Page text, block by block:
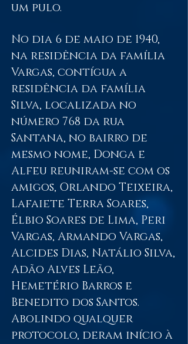
um pulo.
No dia 6 de maio de 1940,
na residência da família
Vargas, contígua a
residência da família
Silva, localizada no
número 768 da rua
Santana, no bairro de
mesmo nome, Donga e
Alfeu reuniram-se com os
amigos, Orlando Teixeira,
Lafaiete Terra Soares,
Élbio Soares de Lima, Peri
Vargas, Armando Vargas,
Alcides Dias, Natálio Silva,
Adão Alves Leão,
Hemetério Barros e
Benedito dos Santos.
Abolindo qualquer
protocolo, deram início à